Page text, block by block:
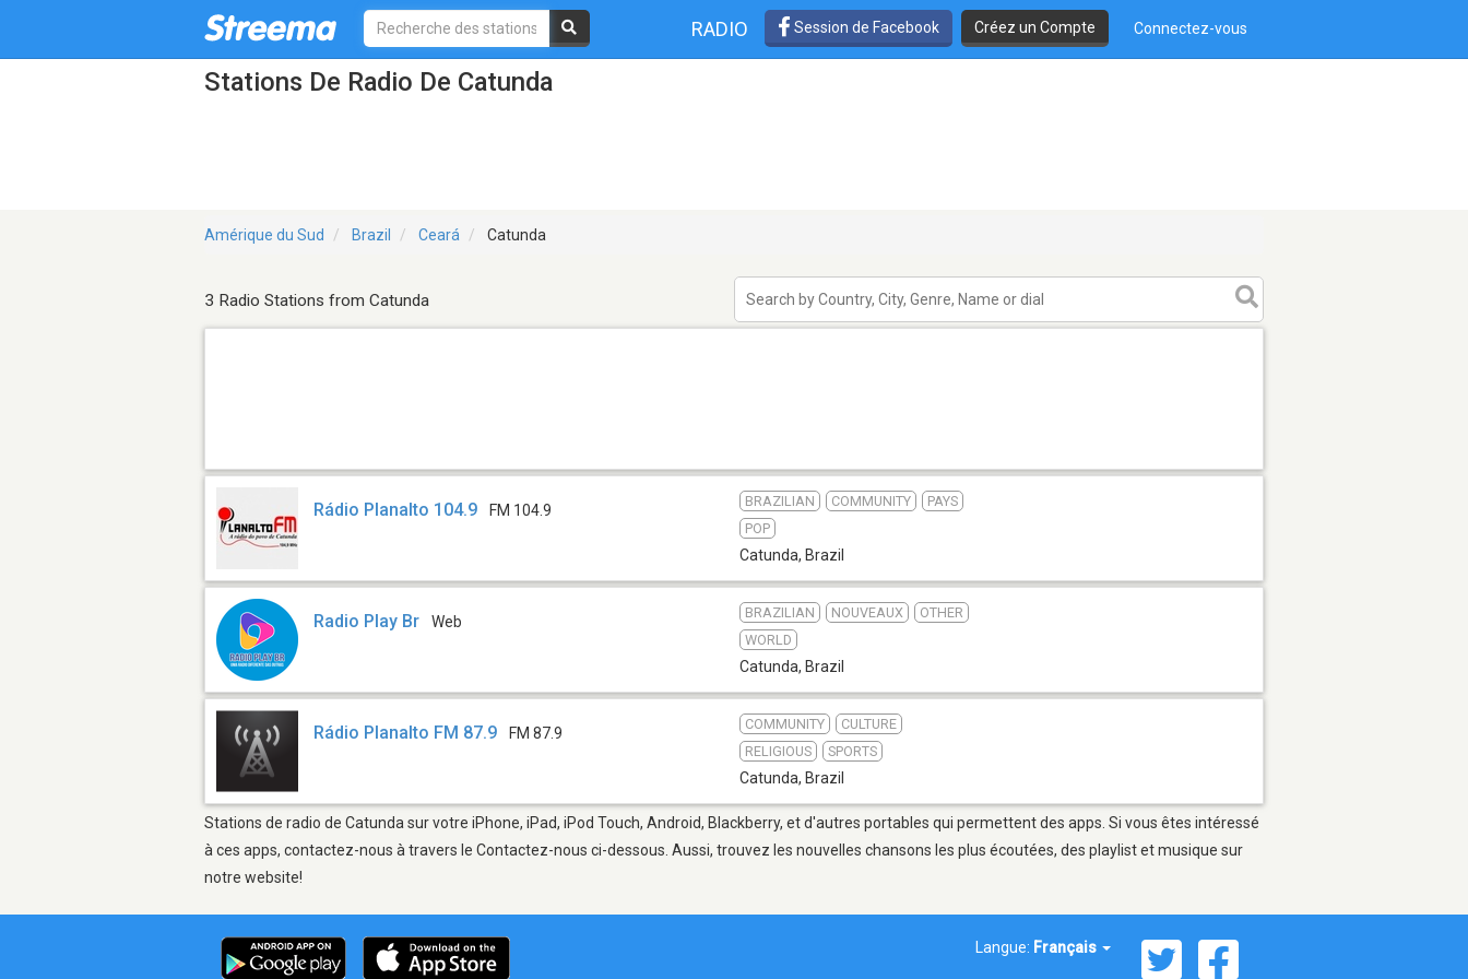
RADIO Session de Facebook Créez un Compte Connectez-vous
Stations De Radio De Catunda
Amérique du Sud Brazil Ceará Catunda
3 Radio Stations from Catunda
Rádio Planalto 104.9 FM 104.9
BRAZILIAN COMMUNITY
PAYS
POP
Catunda, Brazil
Radio Play Br Web
BRAZILIAN NOUVEAUX
OTHER
WORLD
Catunda, Brazil
Rádio Planalto FM 87.9 FM 87.9
COMMUNITY
CULTURE
RELIGIOUS
SPORTS
Catunda, Brazil
Stations de radio de Catunda sur votre iPhone, iPad, iPod Touch, Android, Blackberry, et d'autres portables qui permettent des apps. Si vous êtes intéressé
à ces apps, contactez-nous à travers le Contactez-nous ci-dessous. Aussi, trouvez les nouvelles chansons les plus écoutées, des playlist et musique sur
notre website!
Langue: Français